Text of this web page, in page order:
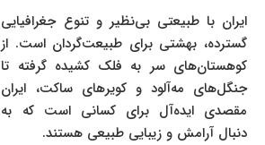
ایران با طبیعتی بی‌نظیر و تنوع جغرافیایی
گسترده، بهشتی برای طبیعت‌گردان است. از
کوهستان‌های سر به فلک کشیده گرفته تا
جنگل‌های مه‌آلود و کویرهای ساکت، ایران
مقصدی ایده‌آل برای کسانی است که به
دنبال آرامش و زیبایی طبیعی هستند.